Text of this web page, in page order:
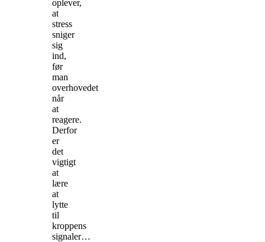
oplever,
at
stress
sniger
sig
ind,
før
man
overhovedet
når
at
reagere.
Derfor
er
det
vigtigt
at
lære
at
lytte
til
kroppens
signaler…